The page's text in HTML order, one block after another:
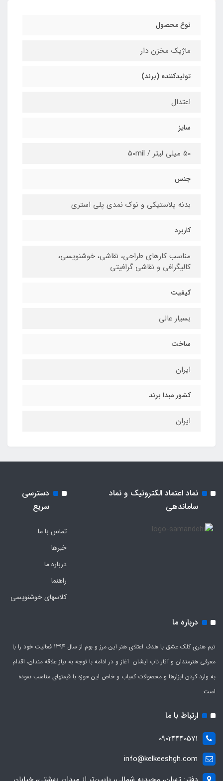
نوع محصول
ماژیک مخزن دار
تولیدکننده (برند)
اعتدال
سایز
50 میلی لیتر / 50mil
جنس
بدنه پلاستیکی و نوک نمدی پلی استری
کاربرد
مناسب کارهای طراحی، نقاشی، خوشنویسی،
کالیگرافی و نقاشی گرافیتی
کیفیت
بسیار عالی
ساخت
ایران
کشور مبدا برند
ایران
نماد اعتماد الکترونیک و نماد
ساماندهی
دسترسی
سریع
تماس با ما
خبرها
درباره ما
راهنما
کلاسهای خوشنویسی
درباره ما
تیم هنری کلک عشق با هدف اعتلای هنر این مرز و بوم از سال 1394 فعالیت خود را با
معرفی هنرمندان و آثار ناب ایشان آغاز و در ادامه با توجه به نیاز علاقه مندان، اقدام
به وارد کردن ابزارها و محصولات کمیاب و خاص این حوزه با قیمتهای مناسب نموده
است.
ارتباط با ما
09024440571
info@kelkeeshgh.com